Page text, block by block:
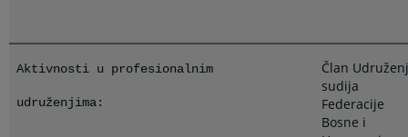
Aktivnosti u profesionalnim
udruženjima:
Član
sudija
Federacije
Bosne i